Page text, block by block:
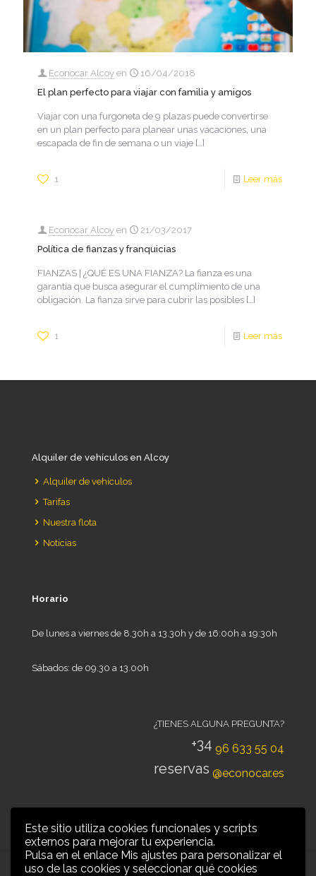
Este sitio utiliza cookies funcionales y scripts
externos para mejorar tu experiencia.
Pulsa en el enlace Mis ajustes para personalizar el
uso de las cookies y seleccionar qué cookies
Econocar Alcoy en
16/04/2018
El plan perfecto para viajar con familia y amigos
Viajar con una furgoneta de 9 plazas puede convertirse
en un plan perfecto para planear unas vacaciones, una
escapada de fin de semana o un viaje […]
1 Leer más
Econocar Alcoy en
21/03/2017
Política de fianzas y franquicias
FIANZAS | ¿QUÉ ES UNA FIANZA? La fianza es una
garantía que busca asegurar el cumplimiento de una
obligación. La fianza sirve para cubrir las posibles […]
1 Leer más
Alquiler de vehículos en Alcoy
Alquiler de vehículos
Tarifas
Nuestra flota
Noticias
Horario
De lunes a viernes de 8.30h a 13.30h y de 16:00h a 19:30h
Sábados: de 09.30 a 13.00h
¿TIENES ALGUNA PREGUNTA?
+34 96 633 55 04
reservas @econocar.es